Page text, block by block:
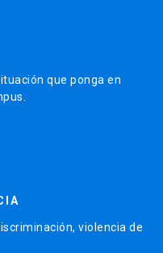
que ponga en
violencia de